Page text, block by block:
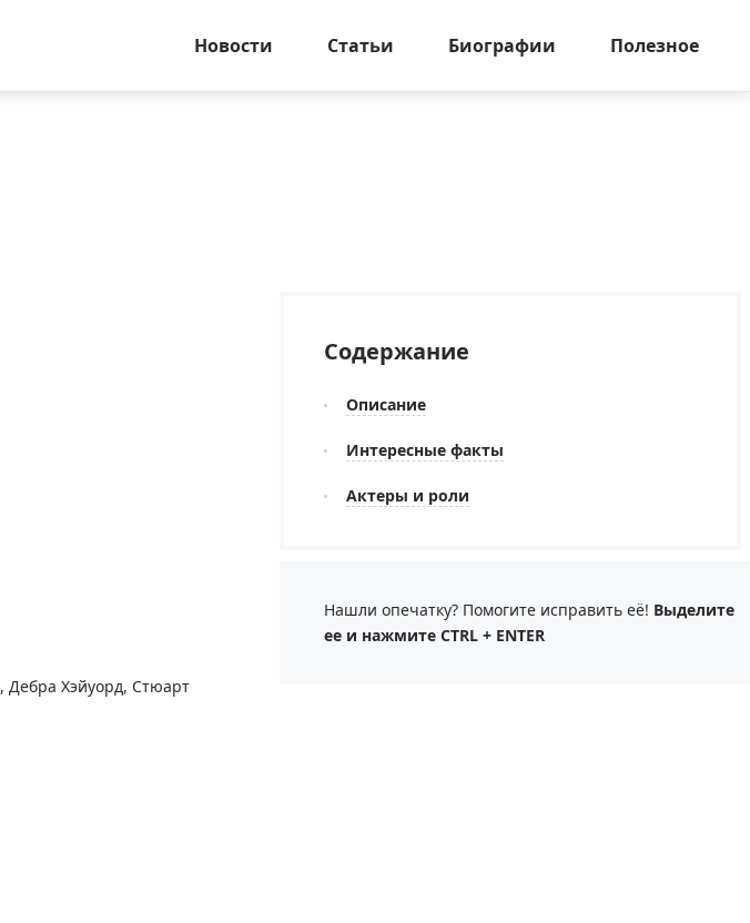
Новости Статьи Биографии Полезное
, Дебра Хэйуорд, Стюарт
Содержание
Описание
Интересные факты
Актеры и роли
Нашли опечатку? Помогите исправить её! Выделите
ее и нажмите CTRL + ENTER